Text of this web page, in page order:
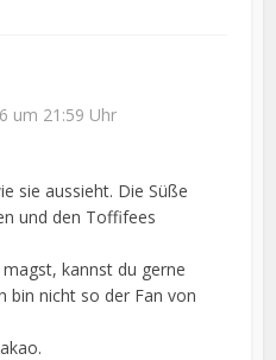
um 21:59 Uhr
sie aussieht. Die Süße
und den Toffifees
kannst du gerne
bin nicht so der Fan von